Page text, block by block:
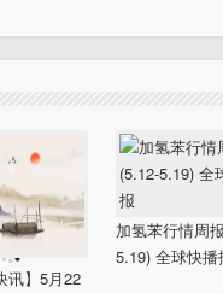
讯】5月22
加氢苯行情周
5.19) 全球快播